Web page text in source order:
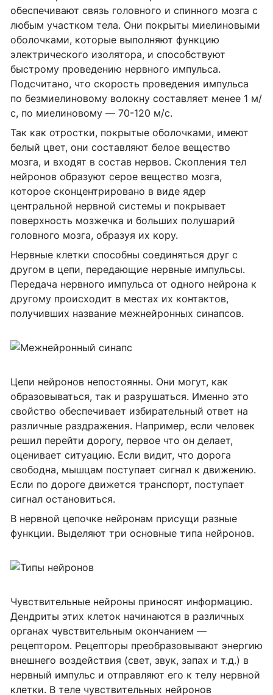
обеспечивают связь головного и спинного мозга с
любым участком тела. Они покрыты миелиновыми
оболочками, которые выполняют функцию
электрического изолятора, и способствуют
быстрому проведению нервного импульса.
Подсчитано, что скорость проведения импульса
по безмиелиновому волокну составляет менее 1 м/
с, по миелиновому — 70-120 м/с.
Так как отростки, покрытые оболочками, имеют
белый цвет, они составляют белое вещество
мозга, и входят в состав нервов. Скопления тел
нейронов образуют серое вещество мозга,
которое сконцентрировано в виде ядер
центральной нервной системы и покрывает
поверхность мозжечка и больших полушарий
головного мозга, образуя их кору.
Нервные клетки способны соединяться друг с
другом в цепи, передающие нервные импульсы.
Передача нервного импульса от одного нейрона к
другому происходит в местах их контактов,
получивших название межнейронных синапсов.
Цепи нейронов непостоянны. Они могут, как
образовываться, так и разрушаться. Именно это
свойство обеспечивает избирательный ответ на
различные раздражения. Например, если человек
решил перейти дорогу, первое что он делает,
оценивает ситуацию. Если видит, что дорога
свободна, мышцам поступает сигнал к движению.
Если по дороге движется транспорт, поступает
сигнал остановиться.
В нервной цепочке нейронам присущи разные
функции. Выделяют три основные типа нейронов.
Чувствительные нейроны приносят информацию.
Дендриты этих клеток начинаются в различных
органах чувствительным окончанием —
рецептором. Рецепторы преобразовывают энергию
внешнего воздействия (свет, звук, запах и т.д.) в
нервный импульс и отправляют его к телу нервной
клетки. В теле чувствительных нейронов